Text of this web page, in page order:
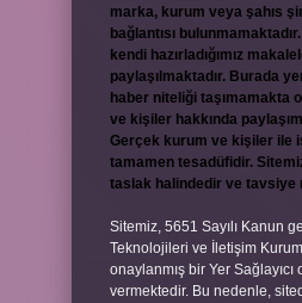
marka, kurum veya şahıs
bağlantısı
kendi hazırladığımız
paylaşılmaktadır. Burada
haber niteliği taşımamakta
ve kişiler hakkında
Gerçek kurum ve kişiler ile
tamamen tesadüfidir.
taslak halindedir ve tavsiye
Sitemiz, 5651 Sayılı Kanun
Teknolojileri ve İletişim
onaylanmış bir Yer
vermektedir. Bu nedenle,